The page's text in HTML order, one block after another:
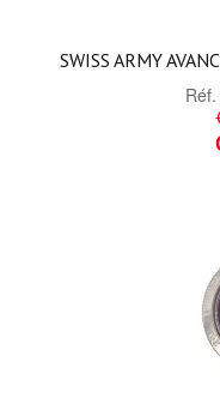
SWISS ARMY
Réf.